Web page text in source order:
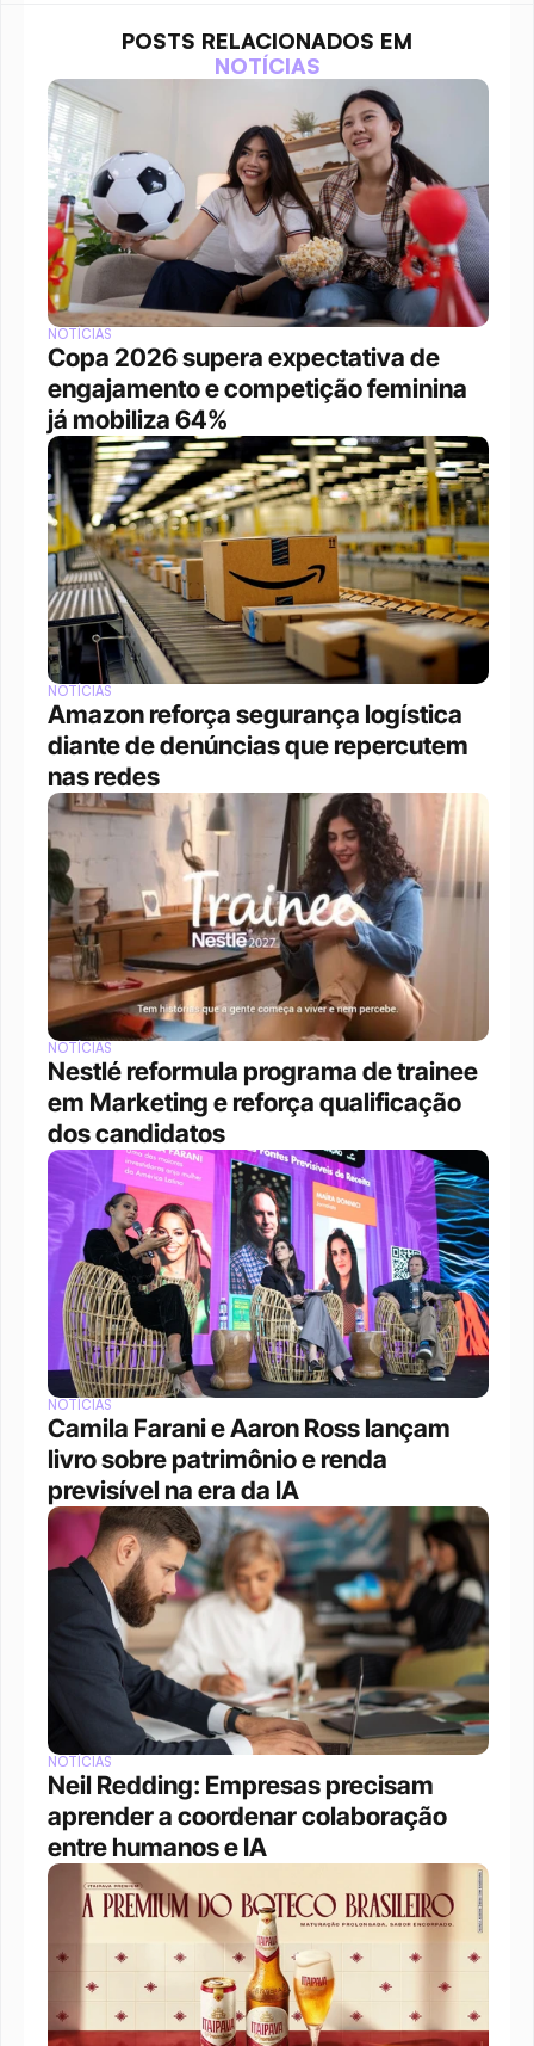
POSTS RELACIONADOS EM
NOTÍCIAS
NOTÍCIAS
Copa 2026 supera expectativa de
engajamento e competição feminina
já mobiliza 64%
NOTÍCIAS
Amazon reforça segurança logística
diante de denúncias que repercutem
nas redes
NOTÍCIAS
Nestlé reformula programa de trainee
em Marketing e reforça qualificação
dos candidatos
NOTÍCIAS
Camila Farani e Aaron Ross lançam
livro sobre patrimônio e renda
previsível na era da IA
NOTÍCIAS
Neil Redding: Empresas precisam
aprender a coordenar colaboração
entre humanos e IA